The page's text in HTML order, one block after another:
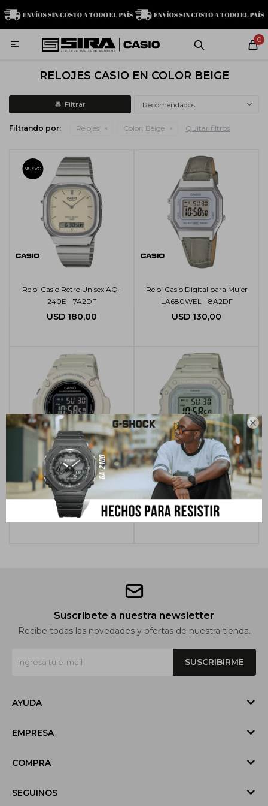

0

RELOJES CASIO EN COLOR BEIGE
Recomendados
Filtrando por: Relojes Color: Beige Quitar filtros
Reloj Casio Retro Unisex AQ-
240E - 7A2DF
USD 180,00
Reloj Casio Digital para Mujer
LA680WEL - 8A2DF
USD 130,00
Reloj Casio Deportivo W-219HC -
8BVDF
USD 65,00
Reloj Casio Resina Digital Dama
W-218HC - 8AVDF
USD 60,00
Suscríbete a nuestra newsletter
Recibe todas las novedades y ofertas de nuestra tienda.
SUSCRIBIRME
AYUDA
EMPRESA
COMPRA
SEGUINOS
MI CUENTA
Relojes Servicio técnico Contacto
G-Shock
Edifice
Casio